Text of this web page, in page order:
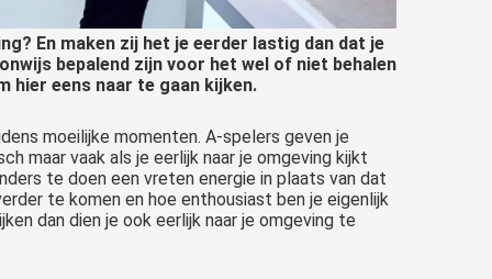
En maken zij het je eerder lastig dan dat je
bepalend zijn voor het wel of niet behalen
hier eens naar te gaan kijken.
moeilijke momenten. A-spelers geven je
maar vaak als je eerlijk naar je omgeving kijkt
te doen een vreten energie in plaats van dat
te komen en hoe enthousiast ben je eigenlijk
dan dien je ook eerlijk naar je omgeving te